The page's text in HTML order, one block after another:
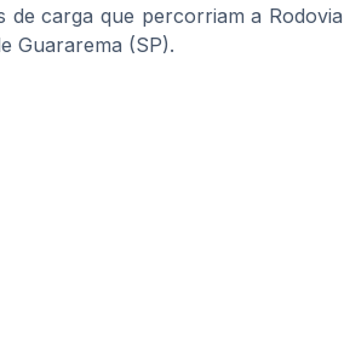
carga que percorriam a Rodovia
Guararema (SP).